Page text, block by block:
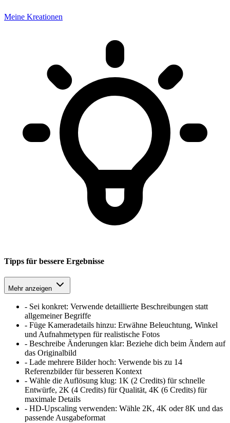
Meine Kreationen
Tipps für bessere Ergebnisse
Mehr anzeigen
- Sei konkret: Verwende detaillierte Beschreibungen statt
allgemeiner Begriffe
- Füge Kameradetails hinzu: Erwähne Beleuchtung, Winkel
und Aufnahmetypen für realistische Fotos
- Beschreibe Änderungen klar: Beziehe dich beim Ändern auf
das Originalbild
- Lade mehrere Bilder hoch: Verwende bis zu 14
Referenzbilder für besseren Kontext
- Wähle die Auflösung klug: 1K (2 Credits) für schnelle
Entwürfe, 2K (4 Credits) für Qualität, 4K (6 Credits) für
maximale Details
- HD-Upscaling verwenden: Wähle 2K, 4K oder 8K und das
passende Ausgabeformat